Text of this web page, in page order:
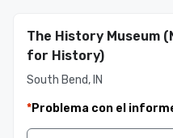
The History Museum
for History)
South Bend, IN
*Problema con el